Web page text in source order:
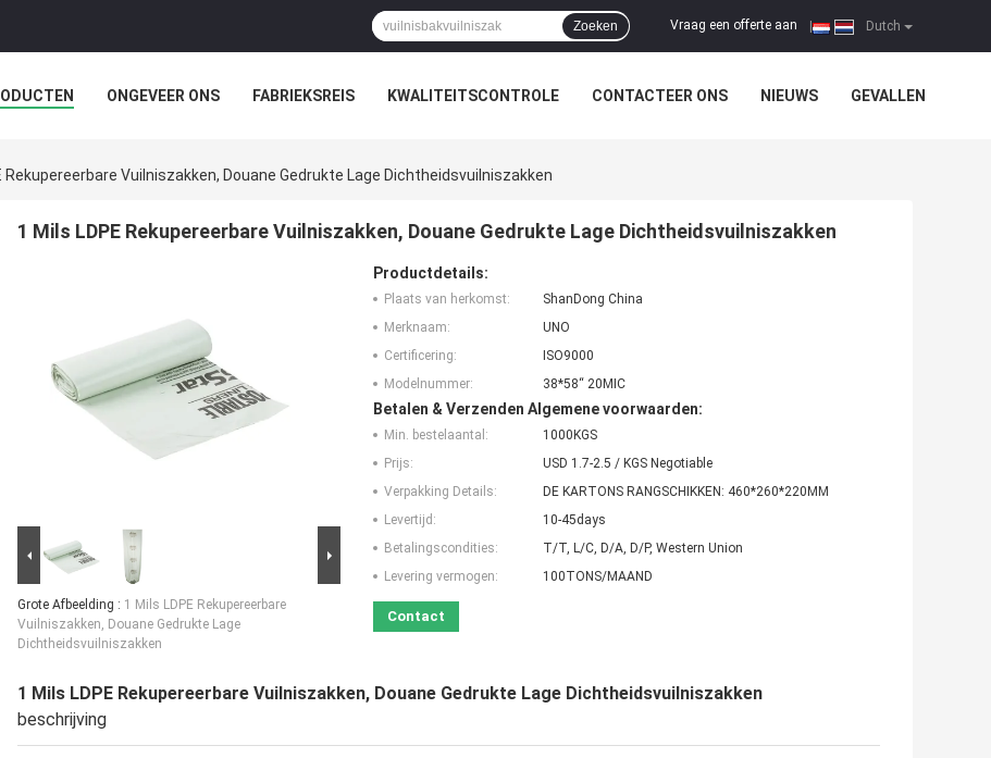
Dutch
Vraag een offerte aan
Zoeken
ONGEVEER ONS FABRIEKSREIS KWALITEITSCONTROLE CONTACTEER ONS NIEUWS GEVALLEN
Rekupereerbare Vuilniszakken, Douane Gedrukte Lage Dichtheidsvuilniszakken
1 Mils LDPE Rekupereerbare Vuilniszakken, Douane Gedrukte Lage Dichtheidsvuilniszakken
Grote Afbeelding : 1 Mils LDPE Rekupereerbare
Vuilniszakken, Douane Gedrukte Lage
Dichtheidsvuilniszakken
Productdetails:
Plaats van herkomst:
ShanDong China
Merknaam:
UNO
Certificering:
ISO9000
Modelnummer:
38*58“ 20MIC
Betalen & Verzenden Algemene voorwaarden:
Min. bestelaantal:
1000KGS
Prijs:
USD 1.7-2.5 / KGS Negotiable
Verpakking Details:
DE KARTONS RANGSCHIKKEN: 460*260*220MM
Levertijd:
10-45days
Betalingscondities:
T/T, L/C, D/A, D/P, Western Union
Levering vermogen:
100TONS/MAAND
Contact
1 Mils LDPE Rekupereerbare Vuilniszakken, Douane Gedrukte Lage Dichtheidsvuilniszakken
beschrijving